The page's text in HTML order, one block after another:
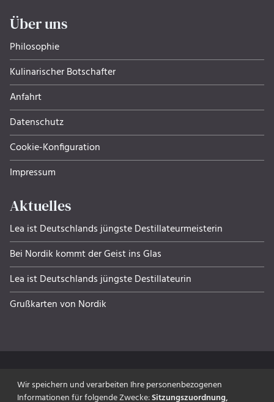
Über uns
Philosophie
Kulinarischer Botschafter
Anfahrt
Datenschutz
Cookie-Konfiguration
Impressum
Aktuelles
Lea ist Deutschlands jüngste Destillateurmeisterin
Bei Nordik kommt der Geist ins Glas
Lea ist Deutschlands jüngste Destillateurin
Grußkarten von Nordik
Wir speichern und verarbeiten Ihre personenbezogenen
Informationen für folgende Zwecke:Sitzungszuordnung,